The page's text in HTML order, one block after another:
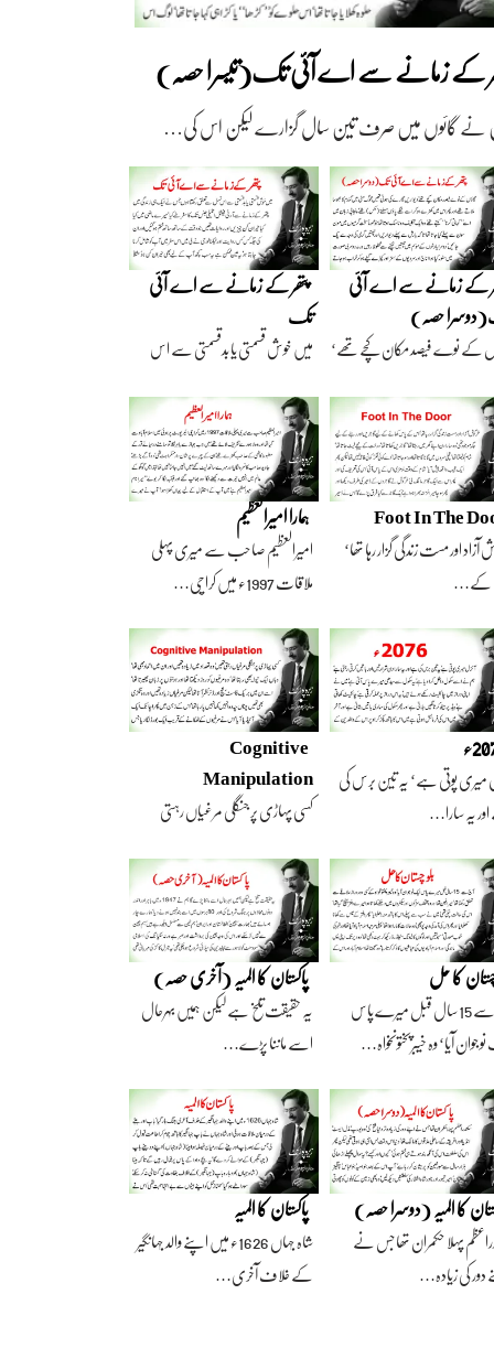
کے زمانے سے اے آئی تک(تیسرا حصہ)
نے گائوں میں صرف تین سال گزارے لیکن اس کی…
کے زمانے سے اے آئی
حصہ)
کے نوے فیصد مکان کچے تھے‘
پتھر کے زمانے سے اے آئی
تک
میں خوش قسمتی یا بدقسمتی سے اس
Foot In The
آزاد اور مست زندگی گزار رہا تھا‘
کے…
ہمارا امیرالعظیم
امیرالعظیم صاحب سے میری پہلی
ملاقات 1997ء میں کراچی…
میری پوتی ہے‘ یہ تین برس کی
یہ سارا…
Cognitive
Manipulation
کسی پہاڑی پر جنگلی مرغیاں رہتی
کا حل
آج سے 15 سال قبل میرے پاس
آیا‘ وہ خیبرپختونخواہ…
پاکستان کا المیہ (آخری حصہ)
یہ حقیقت تلخ ہے لیکن ہمیں بہرحال
اسے ماننا پڑے…
کا المیہ (دوسرا حصہ)
پہلا حکمران تھا جس نے
کی زیادہ…
پاکستان کا المیہ
شاہ جہاں 1626ء میں اپنے والد جہانگیر
کے خلاف آخری…